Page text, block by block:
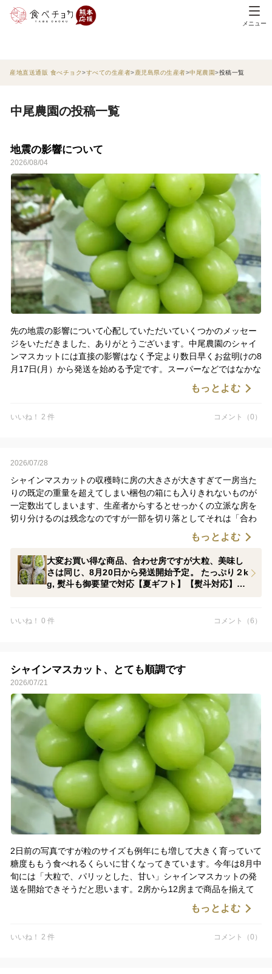
メニュー
産地直送通販 食べチョク すべての生産者 鹿児島県の生産者 中尾農園 投稿一覧
中尾農園の投稿一覧
地震の影響について
2026/08/04
先の地震の影響について心配していただいていくつかのメッセー
ジをいただきました、ありがとうございます。中尾農園のシャイ
ンマスカットには直接の影響はなく予定より数日早くお盆明けの8
月17日(月）から発送を始める予定です。スーパーなどではなかな
か手に入らない大粒のシャインマスカットお届けできそうです、2
房から12房までの各種また２Kgのお買い得品も揃えて熨斗のご要
応しますので注文時に特記事項に記入してみてください、こちら
もっとよむ
いいね！ 2 件 コメント（0）
2026/07/28
シャインマスカットの収穫時に房の大きさが大きすぎて一房当た
りの既定の重量を超えてしまい梱包の箱にも入りきれないものが
一定数出てしまいます、生産者からするとせっかくの立派な房を
切り分けるのは残念なのですが一部を切り落としてそれは「合わ
従来は主に地元の直販で売っていましたが、昨年食べチョクでも
少量でしたが販売したところご好評をいただきましたので今年も
数量限定でたっぷり4から5房相当の合わせ房、２Kgを超える量を
5000円で販売します。もともとが立派な房ですので粒の大きさや
もっとよむ
大変お買い得な商品、合わせ房ですが大粒、美味し
さは同じ、8月20日から発送開始予定。 たっぷり２k
g, 熨斗も御要望で対応【夏ギフト】【熨斗対応】
いいね！ 0 件 コメント（6）
シャインマスカット、とても順調です
2026/07/21
2日前の写真ですが粒のサイズも例年にも増して大きく育っていて
糖度ももう食べれるくらいに甘くなってきています。今年は8月中
旬には「大粒で、パリッとした、甘い」シャインマスカットの発
送を開始できそうだと思います。2房から12房まで商品を揃えて
おりますのでお中元、夏ギフトなどにも是非ご検討ください。
もっとよむ
いいね！ 2 件 コメント（0）